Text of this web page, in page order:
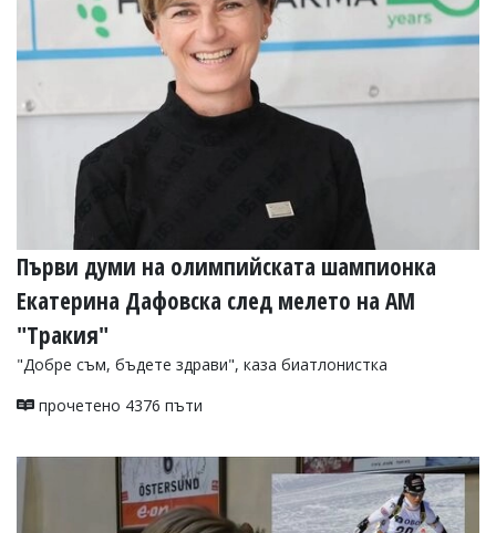
УКРАЙНА
СПОРТ
БИЗНЕС
Управители:
email:
v.vasilev@flagman.bg
Катя
Касабова,
еmail:k.kassabova@flagman.bg
Главен
редактор:
email:
office@flagman.bg
Първи думи на олимпийската шампионка
Екатерина Дафовска след мелето на АМ
"Тракия"
"Добре съм, бъдете здрави", каза биатлонистка
прочетено 4376 пъти